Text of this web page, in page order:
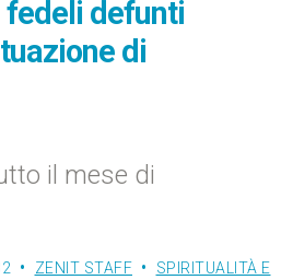
fedeli defunti
di
il mese di
ZENIT STAFF
SPIRITUALITÀ E